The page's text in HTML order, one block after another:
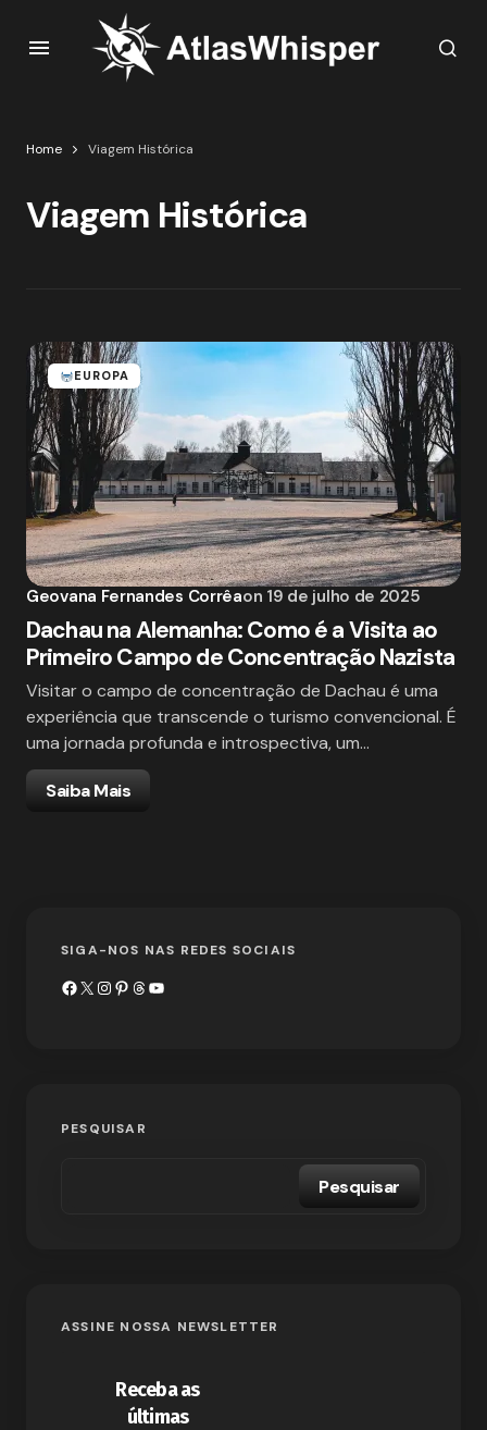
Home Viagem Histórica
Viagem Histórica
EUROPA
Geovana Fernandes Corrêaon 19 de julho de 2025
Dachau na Alemanha: Como é a Visita ao
Primeiro Campo de Concentração Nazista
Visitar o campo de concentração de Dachau é uma
experiência que transcende o turismo convencional. É
uma jornada profunda e introspectiva, um…
Saiba Mais
SIGA-NOS NAS REDES SOCIAIS
PESQUISAR
Pesquisar
ASSINE NOSSA NEWSLETTER
Receba as
últimas